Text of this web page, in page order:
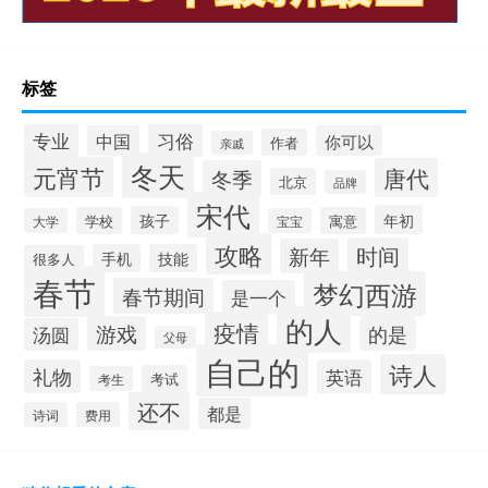
标签
专业 中国 习俗 亲戚 作者 你可以
元宵节 冬天 冬季 北京 品牌 唐代
大学 学校 孩子 宋代 宝宝 寓意 年初
很多人 手机 技能 攻略 新年 时间
春节 春节期间 是一个 梦幻西游
汤圆 游戏 父母 疫情 的人 的是
礼物 考生 考试 自己的 英语 诗人
诗词 费用 还不 都是